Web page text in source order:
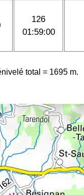
126
01:59:00
total = 1695 m.